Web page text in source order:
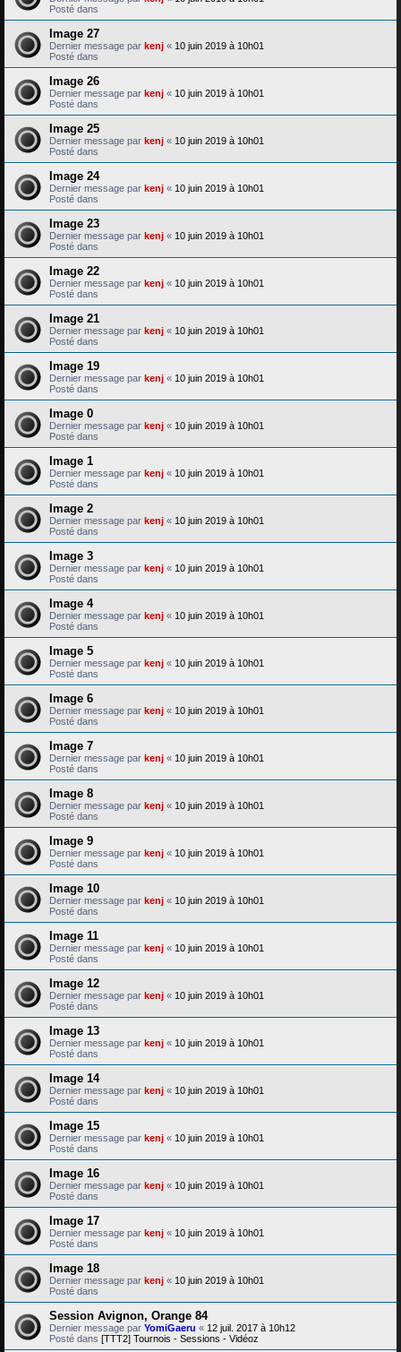
Posté dans
Image 27
Dernier message par kenj « 10 juin 2019 à 10h01
Posté dans
Image 26
Dernier message par kenj « 10 juin 2019 à 10h01
Posté dans
Image 25
Dernier message par kenj « 10 juin 2019 à 10h01
Posté dans
Image 24
Dernier message par kenj « 10 juin 2019 à 10h01
Posté dans
Image 23
Dernier message par kenj « 10 juin 2019 à 10h01
Posté dans
Image 22
Dernier message par kenj « 10 juin 2019 à 10h01
Posté dans
Image 21
Dernier message par kenj « 10 juin 2019 à 10h01
Posté dans
Image 19
Dernier message par kenj « 10 juin 2019 à 10h01
Posté dans
Image 0
Dernier message par kenj « 10 juin 2019 à 10h01
Posté dans
Image 1
Dernier message par kenj « 10 juin 2019 à 10h01
Posté dans
Image 2
Dernier message par kenj « 10 juin 2019 à 10h01
Posté dans
Image 3
Dernier message par kenj « 10 juin 2019 à 10h01
Posté dans
Image 4
Dernier message par kenj « 10 juin 2019 à 10h01
Posté dans
Image 5
Dernier message par kenj « 10 juin 2019 à 10h01
Posté dans
Image 6
Dernier message par kenj « 10 juin 2019 à 10h01
Posté dans
Image 7
Dernier message par kenj « 10 juin 2019 à 10h01
Posté dans
Image 8
Dernier message par kenj « 10 juin 2019 à 10h01
Posté dans
Image 9
Dernier message par kenj « 10 juin 2019 à 10h01
Posté dans
Image 10
Dernier message par kenj « 10 juin 2019 à 10h01
Posté dans
Image 11
Dernier message par kenj « 10 juin 2019 à 10h01
Posté dans
Image 12
Dernier message par kenj « 10 juin 2019 à 10h01
Posté dans
Image 13
Dernier message par kenj « 10 juin 2019 à 10h01
Posté dans
Image 14
Dernier message par kenj « 10 juin 2019 à 10h01
Posté dans
Image 15
Dernier message par kenj « 10 juin 2019 à 10h01
Posté dans
Image 16
Dernier message par kenj « 10 juin 2019 à 10h01
Posté dans
Image 17
Dernier message par kenj « 10 juin 2019 à 10h01
Posté dans
Image 18
Dernier message par kenj « 10 juin 2019 à 10h01
Posté dans
Session Avignon, Orange 84
Dernier message par YomiGaeru « 12 juil. 2017 à 10h12
Posté dans [TTT2] Tournois - Sessions - Vidéoz